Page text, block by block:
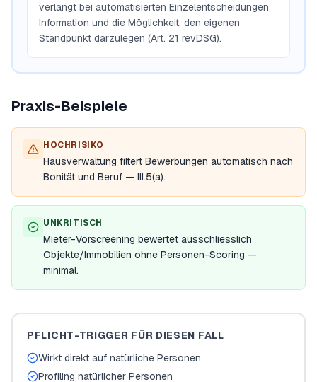
verlangt bei automatisierten Einzelentscheidungen
Information und die Möglichkeit, den eigenen
Standpunkt darzulegen (Art. 21 revDSG).
Praxis-Beispiele
HOCHRISIKO
Hausverwaltung filtert Bewerbungen automatisch nach
Bonität und Beruf — III.5(a).
UNKRITISCH
Mieter-Vorscreening bewertet ausschliesslich
Objekte/Immobilien ohne Personen-Scoring —
minimal.
PFLICHT-TRIGGER FÜR DIESEN FALL
Wirkt direkt auf natürliche Personen
Profiling natürlicher Personen